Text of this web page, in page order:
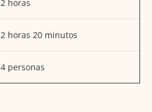
2 horas
2 horas 20 minutos
4 personas